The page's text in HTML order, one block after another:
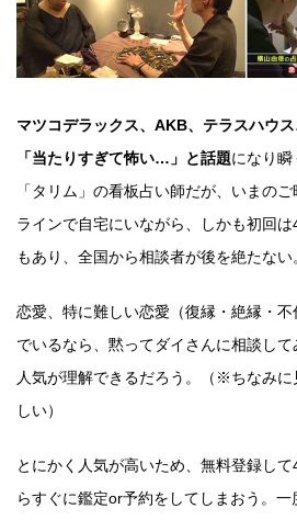
マツコデラックス、AKB、テラスハウ
「当たりすぎて怖い…」と話題になり
「タリム」の看板占い師だが、いまの
ラインで自宅にいながら、しかも初回
もあり、全国から相談者が後を絶たない
恋愛、特に難しい恋愛（復縁・絶縁・
でいるなら、黙ってダイさんに相談し
人気が理解できるだろう。（※ちなみ
しい）
とにかく人気が高いため、無料登録し
らすぐに鑑定or予約をしてしまおう。一